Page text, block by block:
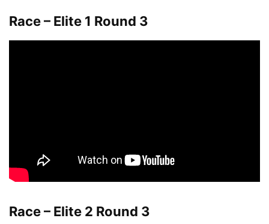
Race – Elite 1 Round 3
Race – Elite 2 Round 3